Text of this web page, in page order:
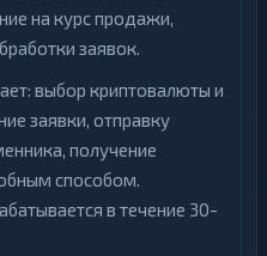
на курс продажи,
заявок.
выбор криптовалюты и
заявки, отправку
получение
способом.
в течение 30-